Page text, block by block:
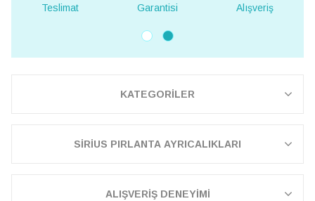
KATEGORİLER
SİRİUS PIRLANTA AYRICALIKLARI
ALIŞVERİŞ DENEYİMİ